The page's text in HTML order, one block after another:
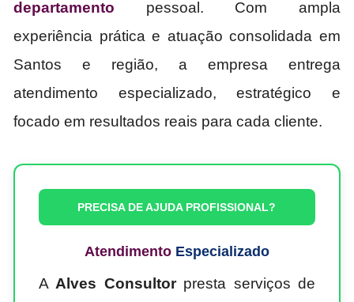
departamento pessoal. Com ampla
experiência prática e atuação consolidada em
Santos e região, a empresa entrega
atendimento especializado, estratégico e
focado em resultados reais para cada cliente.
PRECISA DE AJUDA PROFISSIONAL?
AtendimentoEspecializado
A Alves Consultorpresta serviços de